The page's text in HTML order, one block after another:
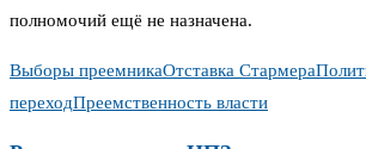
полномочий ещё не назначена.
Выборы преемникаОтставка Стармера
переходПреемственность власти